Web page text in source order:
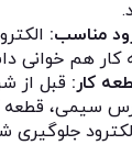
مناسب:
هم خوانی
کار: قبل از
سیمی، قطعه
جلوگیری